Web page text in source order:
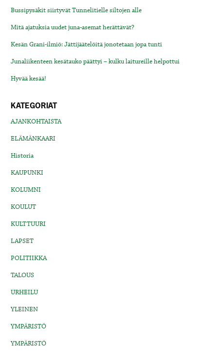
Bussipysäkit siirtyvät Tunnelitielle siltojen alle
Mitä ajatuksia uudet juna-asemat herättävät?
Kesän Grani-ilmiö: Jättijäätelöitä jonotetaan jopa tunti
Junaliikenteen kesätauko päättyi – kulku laitureille helpottui
Hyvää kesää!
KATEGORIAT
AJANKOHTAISTA
ELÄMÄNKAARI
Historia
KAUPUNKI
KOLUMNI
KOULUT
KULTTUURI
LAPSET
POLITIIKKA
TALOUS
URHEILU
YLEINEN
YMPÄRISTÖ
YMPÄRISTÖ